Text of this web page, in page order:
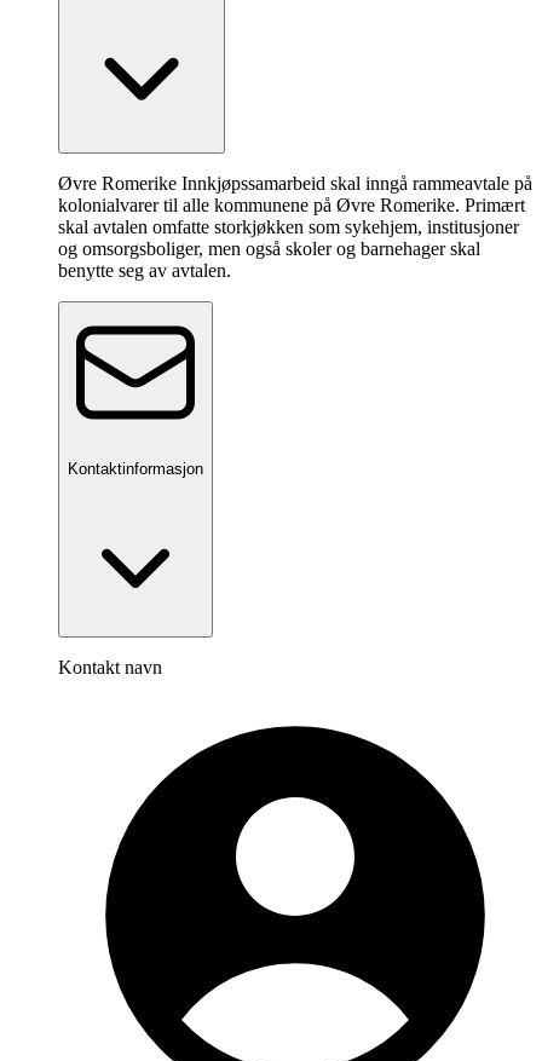
Øvre Romerike Innkjøpssamarbeid skal inngå rammeavtale på
kolonialvarer til alle kommunene på Øvre Romerike. Primært
skal avtalen omfatte storkjøkken som sykehjem, institusjoner
og omsorgsboliger, men også skoler og barnehager skal
benytte seg av avtalen.
Kontaktinformasjon
Kontakt navn